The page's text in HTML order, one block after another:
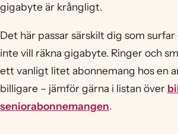
gigabyte är krångligt.
Det här passar särskilt dig som
inte vill räkna gigabyte. Ringer och
ett vanligt litet abonnemang hos en
billigare – jämför gärna i listan över
seniorabonnemangen.